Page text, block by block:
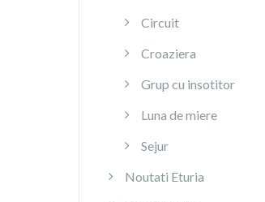
Circuit
Croaziera
Grup cu insotitor
Luna de miere
Sejur
Noutati Eturia